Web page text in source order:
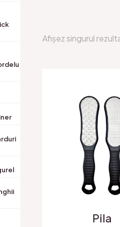
Afișez singurul
Pila